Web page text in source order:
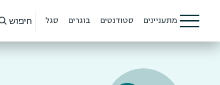
מתעניינים סטודנטים בוגרים סגל חיפוש